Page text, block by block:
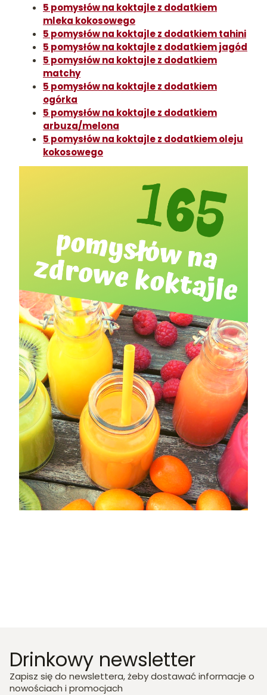
5 pomysłów na koktajle z dodatkiem
mleka kokosowego
5 pomysłów na koktajle z dodatkiem tahini
5 pomysłów na koktajle z dodatkiem jagód
5 pomysłów na koktajle z dodatkiem
matchy
5 pomysłów na koktajle z dodatkiem
ogórka
5 pomysłów na koktajle z dodatkiem
arbuza/melona
5 pomysłów na koktajle z dodatkiem oleju
kokosowego
Drinkowy newsletter
Zapisz się do newslettera, żeby dostawać informacje o
nowościach i promocjach